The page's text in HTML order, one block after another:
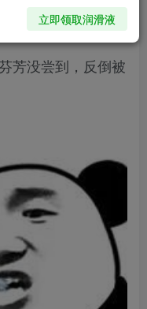
芳没尝到，反倒被
立即领取润滑液